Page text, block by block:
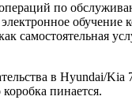
по
обучение
самостоятельная
в Hyundai/
пинается.